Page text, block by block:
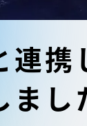
連携
まし